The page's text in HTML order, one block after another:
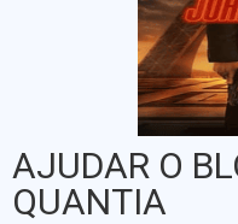
AJUDAR O
QUANTIA